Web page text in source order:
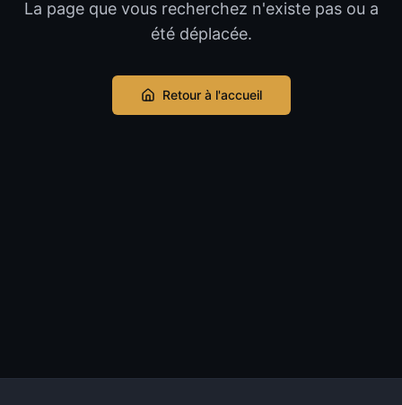
La page que vous recherchez n'existe pas ou a
été déplacée.
Retour à l'accueil